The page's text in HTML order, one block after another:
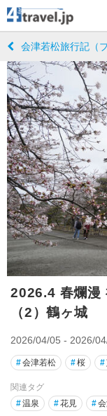
会津若松旅行記（
2026.4 春爛漫
（2）鶴ヶ城
2026/04/05 - 2026/
#会津若松 #桜 #
関連タグ
#温泉 #花見 #